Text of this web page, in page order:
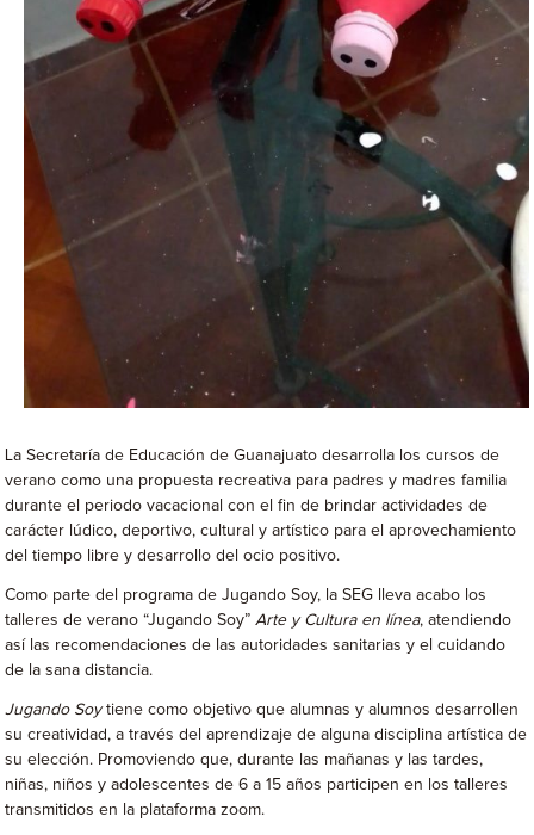
La Secretaría de Educación de Guanajuato desarrolla los cursos de
verano como una propuesta recreativa para padres y madres familia
durante el periodo vacacional con el fin de brindar actividades de
carácter lúdico, deportivo, cultural y artístico para el aprovechamiento
del tiempo libre y desarrollo del ocio positivo.
Como parte del programa de Jugando Soy, la SEG lleva acabo los
talleres de verano “Jugando Soy”Arte y Cultura en línea, atendiendo
así las recomendaciones de las autoridades sanitarias y el cuidando
de la sana distancia.
Jugando Soytiene como objetivo que alumnas y alumnos desarrollen
su creatividad, a través del aprendizaje de alguna disciplina artística de
su elección. Promoviendo que, durante las mañanas y las tardes,
niñas, niños y adolescentes de 6 a 15 años participen en los talleres
transmitidos en la plataforma zoom.